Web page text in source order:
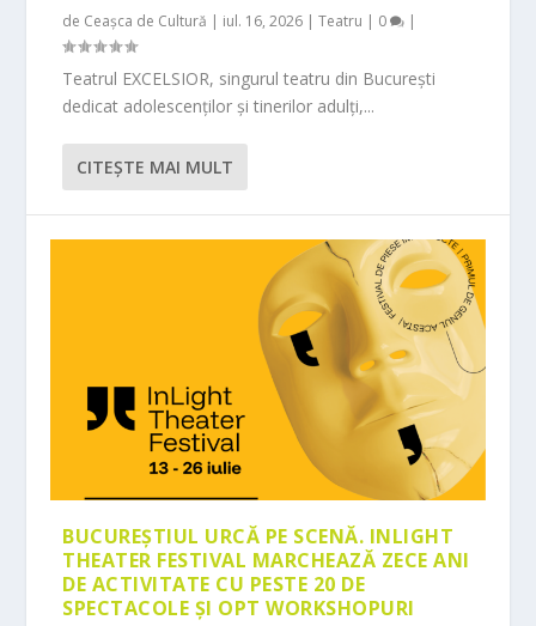
de Ceașca de Cultură | iul. 16, 2026 |Teatru | 0 |
Teatrul EXCELSIOR, singurul teatru din București
dedicat adolescenților și tinerilor adulți,...
CITEŞTE MAI MULT
BUCUREȘTIUL URCĂ PE SCENĂ. INLIGHT
THEATER FESTIVAL MARCHEAZĂ ZECE ANI
DE ACTIVITATE CU PESTE 20 DE
SPECTACOLE ȘI OPT WORKSHOPURI